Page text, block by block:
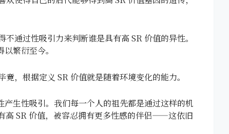
通过性吸引力来判断谁是具有高 SR 价值的异性。
繁衍至今。
，根据定义 SR 价值就是随着环境变化的能力。
生性吸引。我们每一个人的祖先都是通过这样的机
SR 价值，被容忍拥有更多性感的伴侣——这依旧